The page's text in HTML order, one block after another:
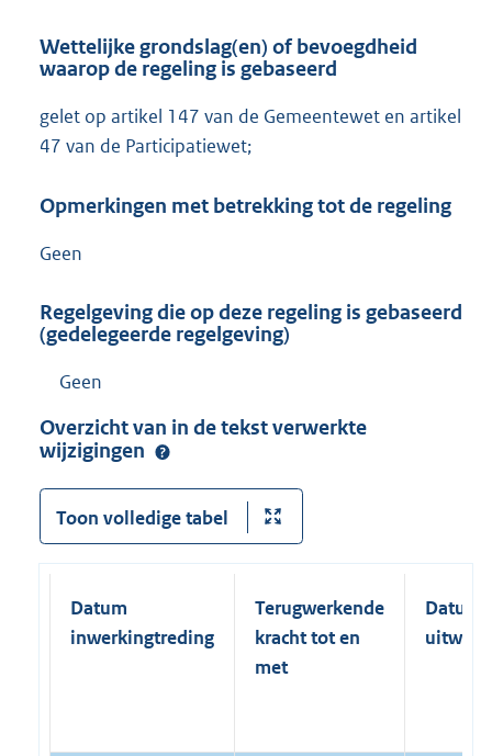
Wettelijke grondslag(en) of bevoegdheid
waarop de regeling is gebaseerd
gelet op artikel 147 van de Gemeentewet en artikel
47 van de Participatiewet;
Opmerkingen met betrekking tot de regeling
Geen
Regelgeving die op deze regeling is gebaseerd
(gedelegeerde regelgeving)
Geen
Overzicht van in de tekst verwerkte
wijzigingen
Toon volledige tabel
Datum
inwerkingtreding
Terugwerkende
kracht tot en
met
Datum